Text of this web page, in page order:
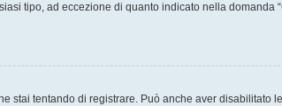
tipo, ad eccezione di quanto indicato nella domanda
stai tentando di registrare. Può anche aver